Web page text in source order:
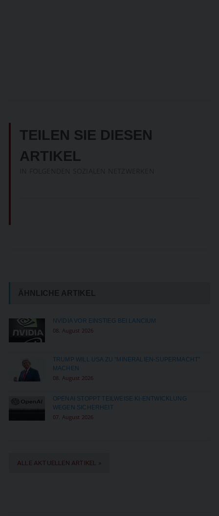
TEILEN SIE DIESEN
ARTIKEL
ÄHNLICHE ARTIKEL
NVIDIA VOR EINSTIEG BEI LANCIUM
08. August 2026
TRUMP WILL USA ZU "MINERALIEN-SUPERMACHT"
MACHEN
08. August 2026
OPENAI STOPPT TEILWEISE KI-ENTWICKLUNG
WEGEN SICHERHEIT
07. August 2026
ALLE AKTUELLEN ARTIKEL »